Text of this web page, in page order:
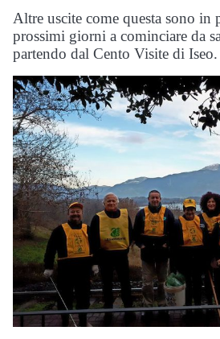
Altre uscite come questa sono in
prossimi giorni a cominciare da
partendo dal Cento Visite di Iseo.